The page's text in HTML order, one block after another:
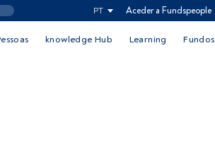
PT Aceder a Fundspeople
knowledge Hub Learning Fundos